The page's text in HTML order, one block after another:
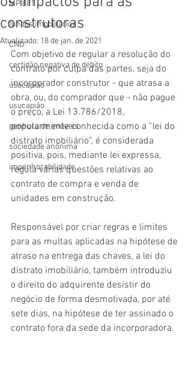
MP 881
fundos imobiliários
CND
certidão negativa de débito
usocapião
usucapião
penhora de imóveis
sociedade anônima
impenhorabilidade
construtoras
Atualizado: 18 de jan. de 2021
Com objetivo de regular a resolução do
contrato por culpa das partes, seja do
incorporador construtor - que atrasa a
obra, ou, do comprador que - não pague
o preço, a Lei 13.786/2018,
popularmente conhecida como a “lei do
distrato imobiliário”, é considerada
positiva, pois, mediante lei expressa,
regula várias questões relativas ao
contrato de compra e venda de
unidades em construção.
Responsável por criar regras e limites
para as multas aplicadas na hipótese de
atraso na entrega das chaves, a lei do
distrato imobiliário, também introduziu
o direito do adquirente desistir do
negócio de forma desmotivada, por até
sete dias, na hipótese de ter assinado o
contrato fora da sede da incorporadora.